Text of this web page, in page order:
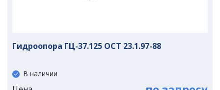
Гидроопора ГЦ-37.125 ОСТ 23.1.97-88
В наличии